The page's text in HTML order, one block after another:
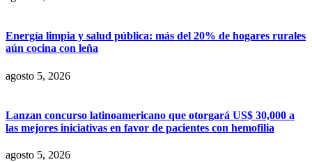
Energía limpia y salud pública: más del 20% de hogares rurales
aún cocina con leña
agosto 5, 2026
Lanzan concurso latinoamericano que otorgará US$ 30,000 a
las mejores iniciativas en favor de pacientes con hemofilia
agosto 5, 2026